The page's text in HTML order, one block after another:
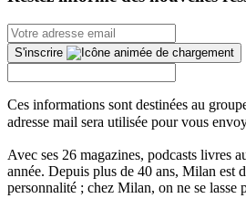
S'inscrire
Ces informations sont destinées au
adresse mail sera utilisée pour vous
Avec ses 26 magazines, podcasts livres
année. Depuis plus de 40 ans, Milan est
personnalité ; chez Milan, on ne se lasse